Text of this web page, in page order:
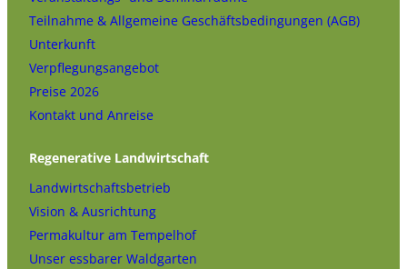
Teilnahme & Allgemeine Geschäftsbedingungen (AGB)
Unterkunft
Verpflegungsangebot
Preise 2026
Kontakt und Anreise
Regenerative Landwirtschaft
Landwirtschaftsbetrieb
Vision & Ausrichtung
Permakultur am Tempelhof
Unser essbarer Waldgarten